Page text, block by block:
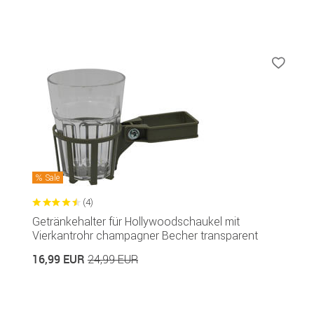
Sale
(4)
Getränkehalter für Hollywoodschaukel mit
Vierkantrohr champagner Becher transparent
16,99 EUR 24,99 EUR